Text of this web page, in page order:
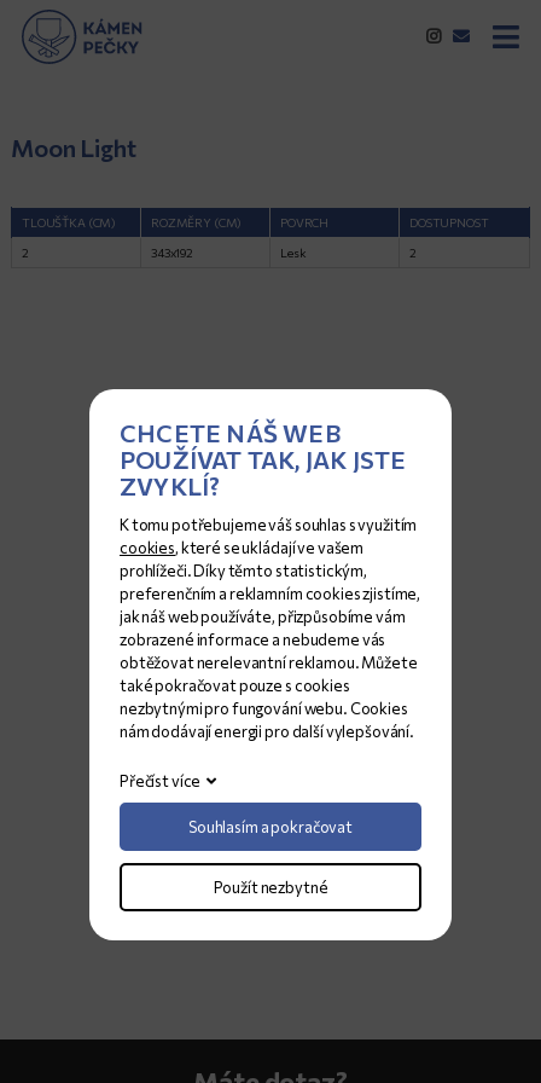
Moon Light
TLOUŠŤKA (CM) ROZMĚRY (CM) POVRCH DOSTUPNOST
2 343x192 Lesk 2
CHCETE NÁŠ WEB
POUŽÍVAT TAK, JAK JSTE
ZVYKLÍ?
K tomu potřebujeme váš souhlas s využitím
cookies, které se ukládají ve vašem
prohlížeči. Díky těmto statistickým,
preferenčním a reklamním cookies zjistíme,
jak náš web používáte, přizpůsobíme vám
zobrazené informace a nebudeme vás
obtěžovat nerelevantní reklamou. Můžete
také pokračovat pouze s cookies
nezbytnými pro fungování webu. Cookies
nám dodávají energii pro další vylepšování.
Přečíst více
Souhlasím a pokračovat
Použít nezbytné